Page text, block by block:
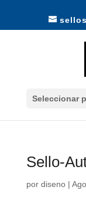
Seleccionar
Sello-
por diseno|